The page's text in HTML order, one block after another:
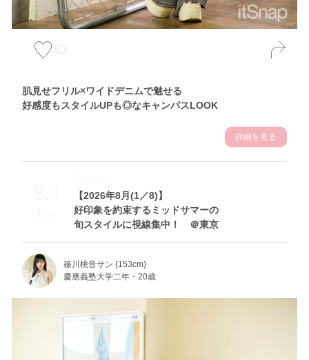
83
肌見せフリル×ワイドデニムで魅せる
好感度もスタイルUPも◎なキャンパスLOOK
詳細を見る
8.4
Tue
【2026年8月(1／8)】
好印象を約束するミッドサマーの
旬スタイルに視線集中！ ＠東京
Theme
篠川桃音サン (153cm)
慶應義塾大学二年・20歳